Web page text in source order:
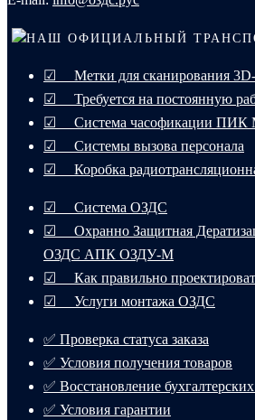
НАШ ОФИЦИАЛЬНЫЙ
☑ Метки для сканирования 3D-
☑ Требуется на постоянную
☑ Система часофикации ПИК
☑ Системы вызова персонала
☑ Коробка
☑ Система ОЗДС
☑ Охранно Защитная
ОЗДС АПК ОЗДУ-М
☑ Как правильно
☑ Услуги монтажа ОЗДС
✅ Проверка статуса заказа
✅ Условия получения товаров
✅ Восстановление
✅ Условия гарантии